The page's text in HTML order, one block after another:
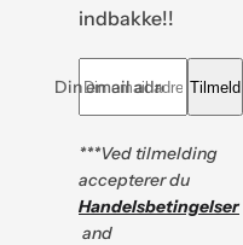
indbakke!!
Din email adresse *Tilmeld
***Ved tilmelding
accepterer du
Handelsbetingelser
and